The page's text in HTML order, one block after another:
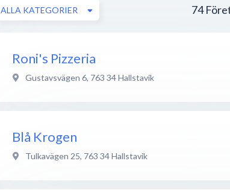
74
ALLA KATEGORIER
Roni's Pizzeria
Gustavsvägen 6, 763 34Hallstavik
Blå Krogen
Tulkavägen 25, 763 34Hallstavik